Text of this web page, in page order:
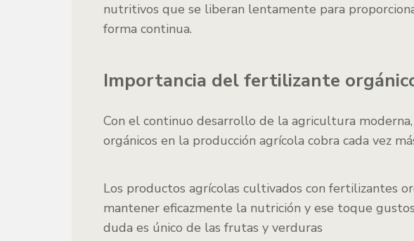
nutritivos que se liberan lentamente para
forma continua.
Importancia del fertilizante
Con el continuo desarrollo de la agricultura
orgánicos en la producción agrícola cobra cada vez
Los productos agrícolas cultivados con fertilizantes
mantener eficazmente la nutrición y ese toque
duda es único de las frutas y verduras